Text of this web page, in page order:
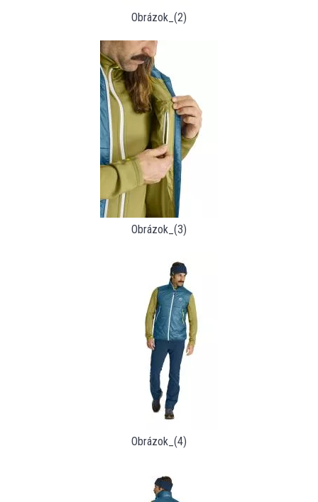
Obrázok_(2)
Obrázok_(3)
Obrázok_(4)